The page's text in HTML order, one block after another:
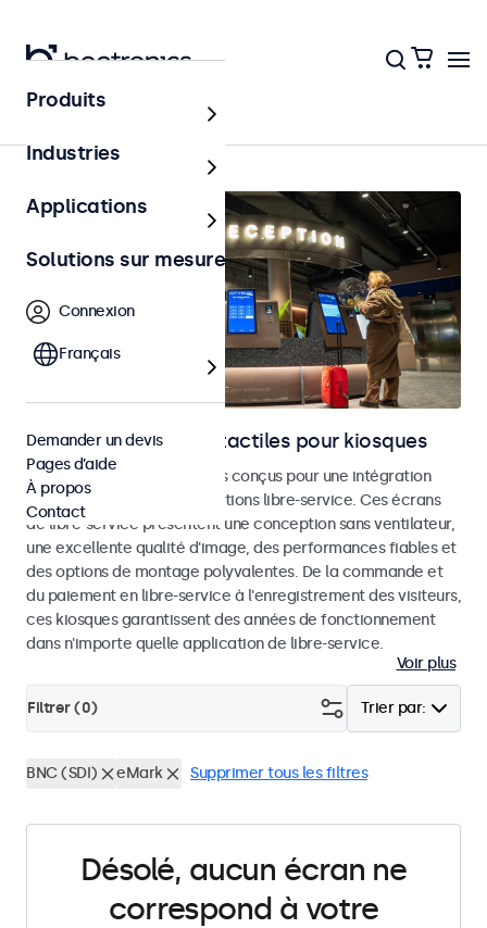
Accueil
Moniteurs et écrans tactiles pour kiosques
Moniteurs et écrans tactiles conçus pour une intégration
dans les kiosques et les solutions libre-service. Ces écrans
de libre-service présentent une conception sans ventilateur,
une excellente qualité d'image, des performances fiables et
des options de montage polyvalentes. De la commande et
du paiement en libre-service à l'enregistrement des visiteurs,
ces kiosques garantissent des années de fonctionnement
dans n'importe quelle application de libre-service.
Voir plus
Trier par:
Filtrer (0)
BNC (SDI) eMark Supprimer tous les filtres
Désolé, aucun écran ne
correspond à votre
Produits
Industries
Applications
Solutions sur mesure
Connexion
Français
Demander un devis
Pages d’aide
À propos
Contact